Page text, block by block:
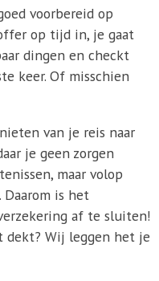
voorbereid op
op tijd in, je gaat
dingen en checkt
keer. Of misschien
van je reis naar
je geen zorgen
maar volop
is het
af te sluiten!
dekt? Wij leggen het je